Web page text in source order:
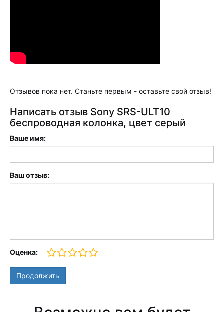
Отзывов пока нет. Станьте первым - оставьте свой отзыв!
Написать отзыв Sony SRS-ULT10
беспроводная колонка, цвет серый
Ваше имя:
Ваш отзыв:
Оценка:
Продолжить